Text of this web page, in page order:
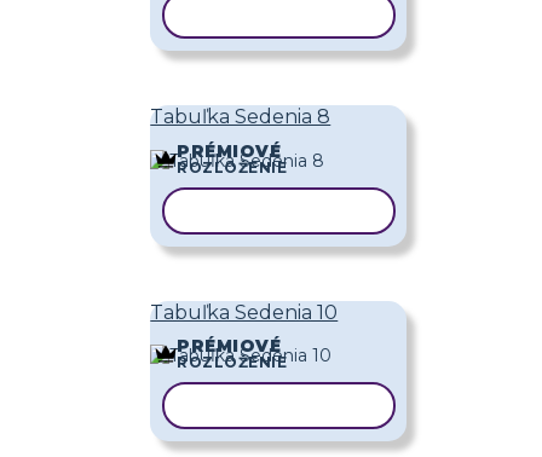
Tabuľka Sedenia 8
PRÉMIOVÉ
ROZLOŽENIE
Tabuľka Sedenia 10
PRÉMIOVÉ
ROZLOŽENIE